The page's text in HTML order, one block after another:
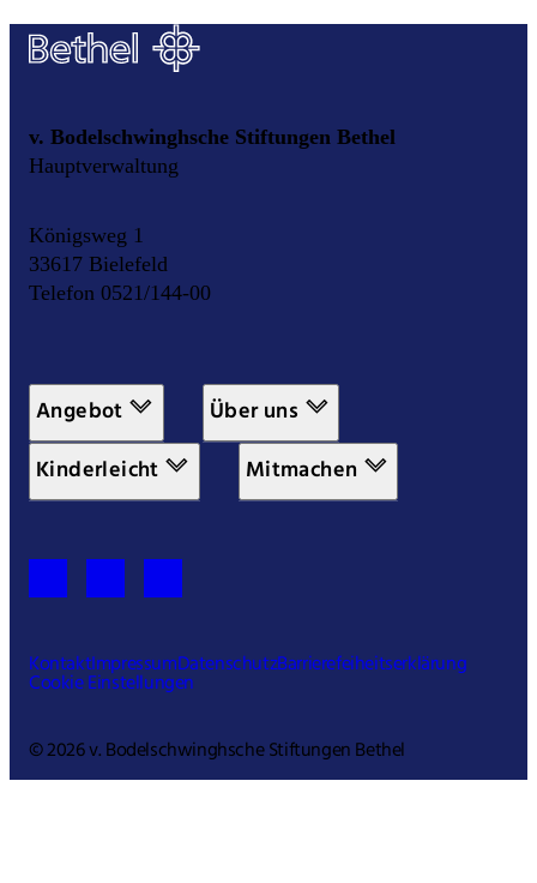
v. Bodelschwinghsche Stiftungen Bethel
Hauptverwaltung
Königsweg 1
33617 Bielefeld
Telefon 0521/144-00
Angebot
Über uns
Kinderleicht
Mitmachen
KontaktImpressumDatenschutzBarrierefeiheitserklärung
Cookie Einstellungen
© 2026 v. Bodelschwinghsche Stiftungen Bethel